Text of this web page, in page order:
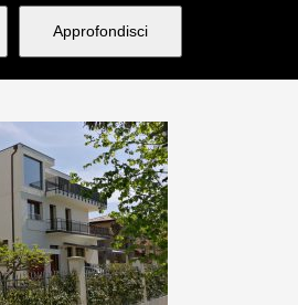
Approfondisci